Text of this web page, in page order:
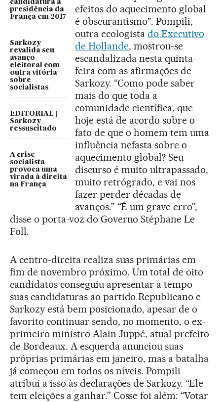
candidatura à
presidência da
França em 2017
Sarkozy
revalida seu
avanço
eleitoral com
outra vitória
sobre
socialistas
EDITORIAL |
Sarkozy
ressuscitado
A crise
socialista
provoca uma
virada à direita
na França
efeitos do aquecimento global
é obscurantismo". Pompili,
outra ecologista do Executivo
de Hollande, mostrou-se
escandalizada nesta quinta-
feira com as afirmações de
Sarkozy. “Como pode saber
mais do que toda a
comunidade científica, que
hoje está de acordo sobre o
fato de que o homem tem uma
influência nefasta sobre o
aquecimento global? Seu
discurso é muito ultrapassado,
muito retrógrado, e vai nos
fazer perder décadas de
avanços.” “É um grave erro”,
disse o porta-voz do Governo Stéphane Le
Foll.
A centro-direita realiza suas primárias em
fim de novembro próximo. Um total de oito
candidatos conseguiu apresentar a tempo
suas candidaturas ao partido Republicano e
Sarkozy está bem posicionado, apesar de o
favorito continuar sendo, no momento, o ex-
primeiro ministro Alain Juppé, atual prefeito
de Bordeaux. A esquerda anunciou suas
próprias primárias em janeiro, mas a batalha
já começou em todos os níveis. Pompili
atribui a isso às declarações de Sarkozy. “Ele
tem eleições a ganhar.” Cosse foi além: “Votar